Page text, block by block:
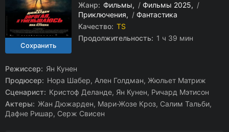
Жанр: Фильмы / Фильмы 2025
/
Приключения
/ Фантастика
Качество: TS
Продолжительность: 1 ч 39 мин
Режиссер: Ян Кунен
Продюсер: Нора Шабер, Ален Голдман, Жюльет Матриж
Сценарист: Кристоф Деланде, Ян Кунен, Ричард Мэтисон
Актеры: Жан Дюжарден, Мари-Жозе Кроз, Салим Тальби,
Дафне Ришар, Серж Свисен